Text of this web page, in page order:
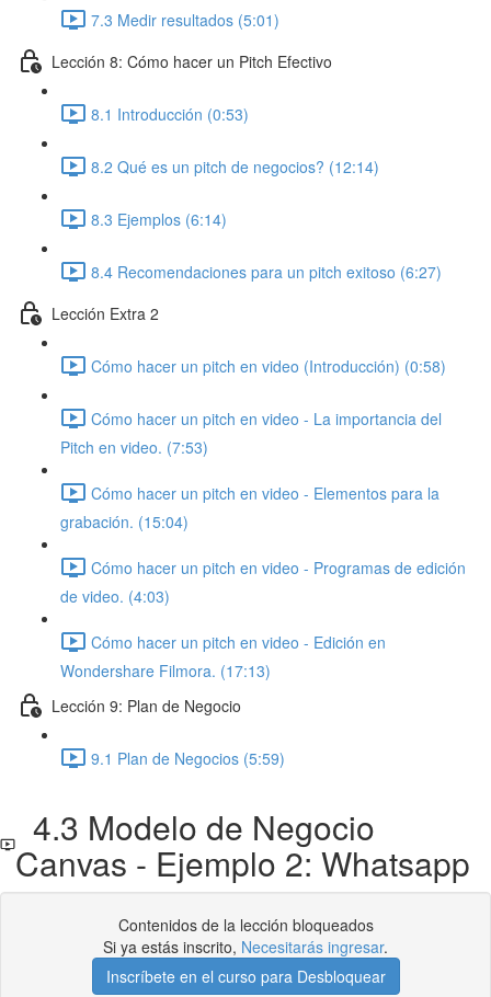
7.3 Medir resultados (5:01)
Lección 8: Cómo hacer un Pitch Efectivo
8.1 Introducción (0:53)
8.2 Qué es un pitch de negocios? (12:14)
8.3 Ejemplos (6:14)
8.4 Recomendaciones para un pitch exitoso (6:27)
Lección Extra 2
Cómo hacer un pitch en video (Introducción) (0:58)
Cómo hacer un pitch en video - La importancia del
Pitch en video. (7:53)
Cómo hacer un pitch en video - Elementos para la
grabación. (15:04)
Cómo hacer un pitch en video - Programas de edición
de video. (4:03)
Cómo hacer un pitch en video - Edición en
Wondershare Filmora. (17:13)
Lección 9: Plan de Negocio
9.1 Plan de Negocios (5:59)
4.3 Modelo de Negocio
Canvas - Ejemplo 2: Whatsapp
Contenidos de la lección bloqueados
Si ya estás inscrito, Necesitarás ingresar.
Inscríbete en el curso para Desbloquear